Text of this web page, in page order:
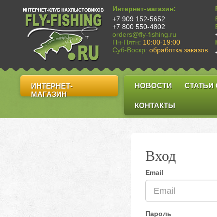
Интернет-магазин:
+7 909 152-5652
+7 800 550-4802
orders@fly-fishing.ru
Пн-Пятн: 10:00-19:00
Суб-Воскр: обработка заказов
ИНТЕРНЕТ-
МАГАЗИН
НОВОСТИ СТАТЬИ
КОНТАКТЫ
Вход
Email
Пароль